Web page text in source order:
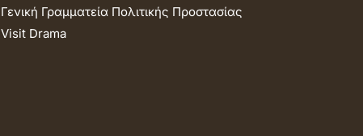
Γενική Γραμματεία Πολιτικής Προστασίας
Visit Drama